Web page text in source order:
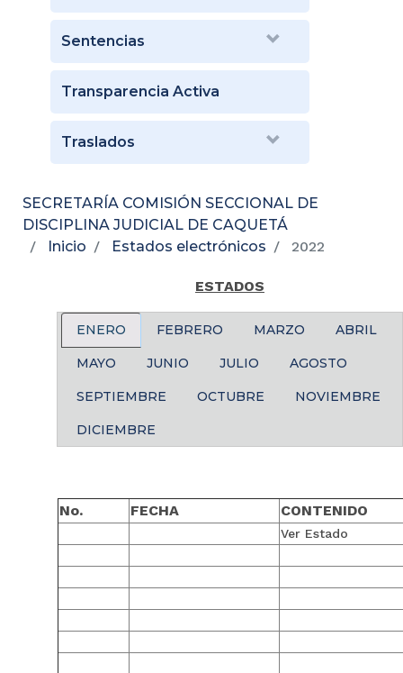
Sentencias
Transparencia Activa
Traslados
SECRETARÍA COMISIÓN SECCIONAL DE
DISCIPLINA JUDICIAL DE CAQUETÁ
Inicio
Estados electrónicos 2022
ESTADOS
ENERO FEBRERO MARZO ABRIL
MAYO JUNIO JULIO AGOSTO
SEPTIEMBRE OCTUBRE NOVIEMBRE
DICIEMBRE
No. FECHA
Ver Estado